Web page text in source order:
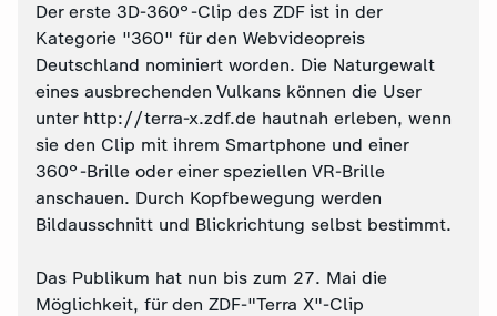
Der erste 3D-360°-Clip des ZDF ist in der
Kategorie "360" für den Webvideopreis
Deutschland nominiert worden. Die Naturgewalt
eines ausbrechenden Vulkans können die User
unter http://terra-x.zdf.de hautnah erleben, wenn
sie den Clip mit ihrem Smartphone und einer
360°-Brille oder einer speziellen VR-Brille
anschauen. Durch Kopfbewegung werden
Bildausschnitt und Blickrichtung selbst bestimmt.
Das Publikum hat nun bis zum 27. Mai die
Möglichkeit, für den ZDF-"Terra X"-Clip